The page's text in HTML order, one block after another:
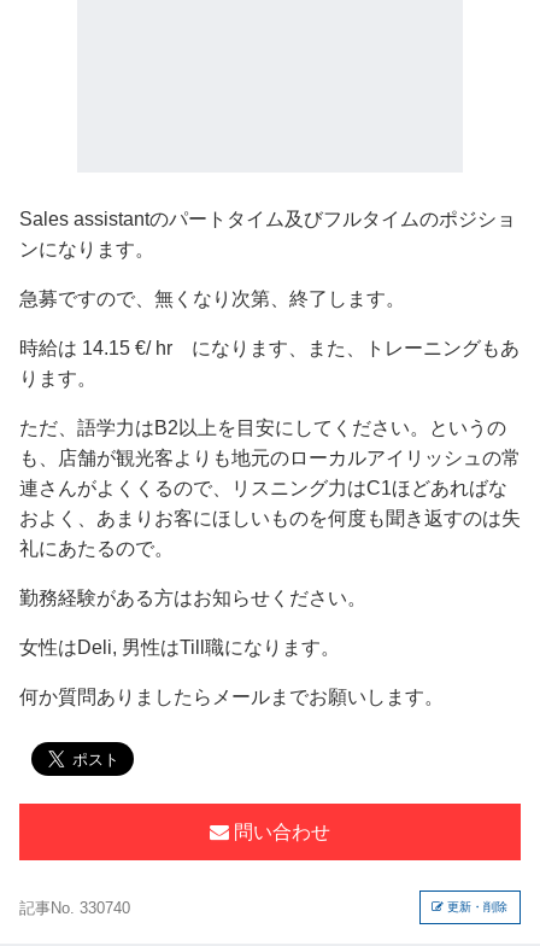
Sales assistantのパートタイム及びフルタイムのポジショ
ンになります。
急募ですので、無くなり次第、終了します。
時給は 14.15 €/ hr になります、また、トレーニングもあ
ります。
ただ、語学力はB2以上を目安にしてください。というの
も、店舗が観光客よりも地元のローカルアイリッシュの常
連さんがよくくるので、リスニング力はC1ほどあればな
およく、あまりお客にほしいものを何度も聞き返すのは失
礼にあたるので。
勤務経験がある方はお知らせください。
女性はDeli, 男性はTill職になります。
何か質問ありましたらメールまでお願いします。
問い合わせ
記事No. 330740 更新・削除